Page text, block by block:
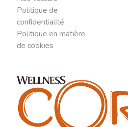
Politique de
confidentialité
Politique en matière
de cookies